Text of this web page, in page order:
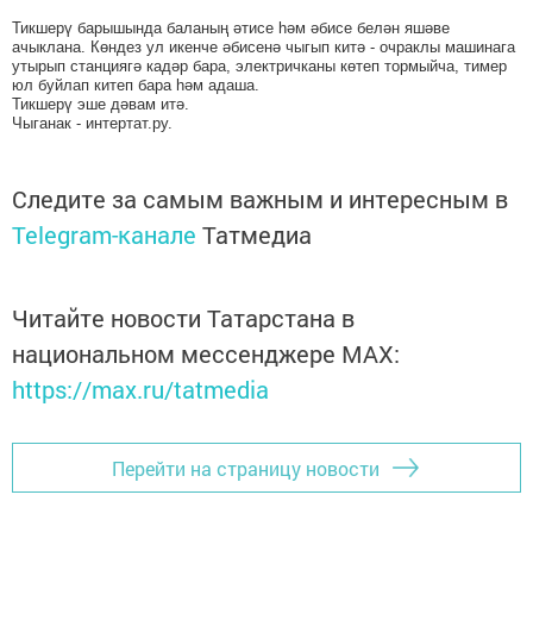
Тикшерү барышында баланың әтисе һәм әбисе белән яшәве
ачыклана. Көндез ул икенче әбисенә чыгып китә - очраклы машинага
утырып станциягә кадәр бара, электричканы көтеп тормыйча, тимер
юл буйлап китеп бара һәм адаша.
Тикшерү эше дәвам итә.
Чыганак - интертат.ру.
Следите за самым важным и интересным в
Telegram-канале Татмедиа
Читайте новости Татарстана в
национальном мессенджере MАХ:
https://max.ru/tatmedia
Перейти на страницу новости